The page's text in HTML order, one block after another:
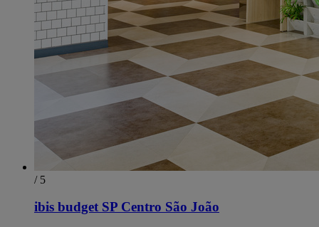
/ 5
ibis budget SP Centro São João